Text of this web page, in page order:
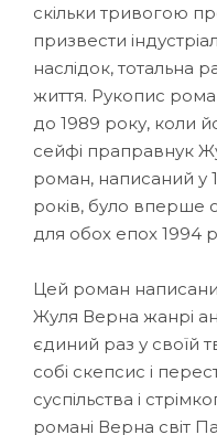
скільки тривогою
призвести
наслідок, тотальна
життя. Рукопис
до 1989 року, коли
сейфі праправнук
роман, написаний у
років, було вперше
для обох епох 1994
Цей роман
Жуля Верна жанрі
єдиний раз у своїй
собі скепсис і
суспільства і
романі Верна світ